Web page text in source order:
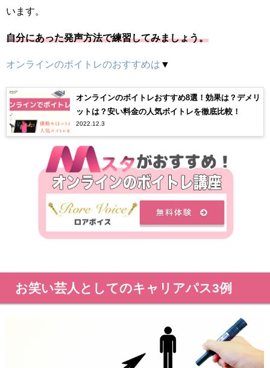
います。
自分にあった発声方法で練習してみましょう。
オンラインのボイトレのおすすめは ▼
オンラインのボイトレおすすめ8選！効果は？デメリ
ットは？安い料金の人気ボイトレを徹底比較！
2022.12.3
お笑い芸人としてのキャリアパス3例